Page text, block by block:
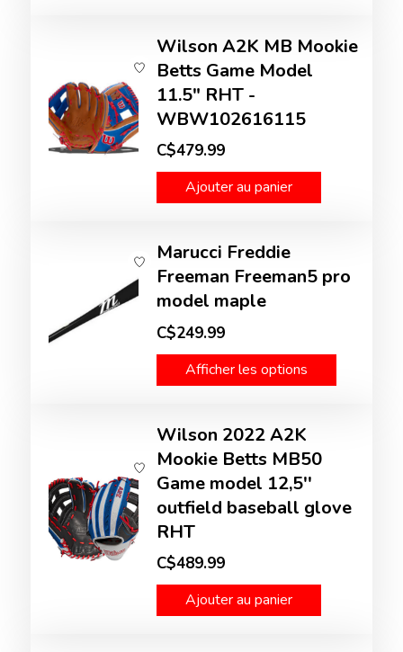
Wilson A2K MB Mookie
Betts Game Model
11.5" RHT -
WBW102616115
C$479.99
Ajouter au panier
Marucci Freddie
Freeman Freeman5 pro
model maple
C$249.99
Afficher les options
Wilson 2022 A2K
Mookie Betts MB50
Game model 12,5''
outfield baseball glove
RHT
C$489.99
Ajouter au panier